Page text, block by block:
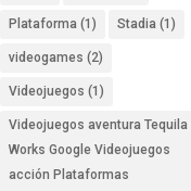
Plataforma (1) Stadia (1)
videogames (2)
Videojuegos (1)
Videojuegos aventura Tequila
Works Google Videojuegos
acción Plataformas